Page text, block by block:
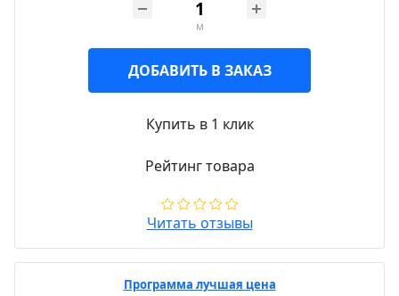
м
ДОБАВИТЬ В ЗАКАЗ
Купить в 1 клик
Рейтинг товара
Читать отзывы
Программа лучшая цена